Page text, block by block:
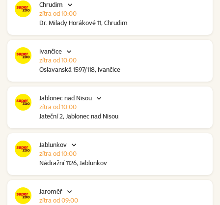
Chrudim
Dr. Milady Horákové 11, Chrudim
zítra od 10:00
Ivančice
Oslavanská 1597/118, Ivančice
zítra od 10:00
Jablonec nad Nisou
Jateční 2, Jablonec nad Nisou
zítra od 10:00
Jablunkov
Nádražní 1126, Jablunkov
zítra od 10:00
Jaroměř
zítra od 09:00